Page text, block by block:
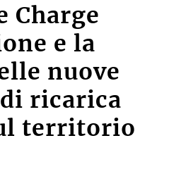
Charge
e la
nuove
ricarica
territorio